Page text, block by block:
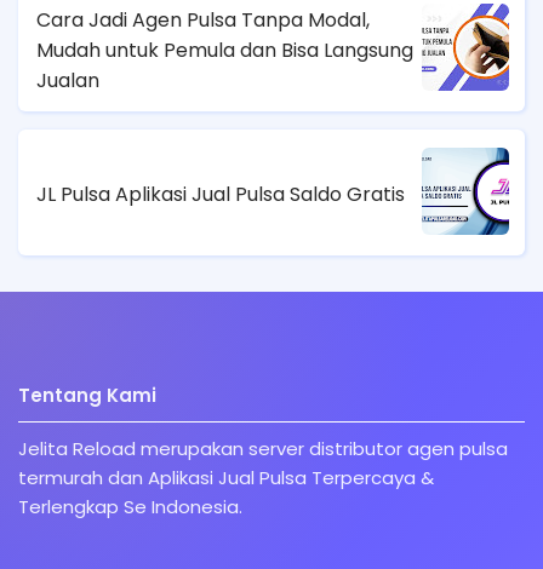
Cara Jadi Agen Pulsa Tanpa Modal,
Mudah untuk Pemula dan Bisa Langsung
Jualan
JL Pulsa Aplikasi Jual Pulsa Saldo Gratis
Tentang Kami
Jelita Reload merupakan server distributor agen pulsa
termurah dan Aplikasi Jual Pulsa Terpercaya &
Terlengkap Se Indonesia.